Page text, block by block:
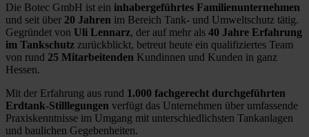
Die Botec GmbH ist ein inhabergeführtes Familienunternehmen
und seit über 20 Jahren im Bereich Tank- und Umweltschutz tätig.
Gegründet von Uli Lennarz, der auf mehr als 40 Jahre Erfahrung
im Tankschutz zurückblickt, betreut heute ein qualifiziertes Team
von rund 25 Mitarbeitenden Kundinnen und Kunden in ganz
Hessen.
Mit der Erfahrung aus rund 1.000 fachgerecht durchgeführten
Erdtank-Stilllegungen verfügt das Unternehmen über umfassende
Praxiskenntnisse im Umgang mit unterschiedlichsten Tankanlagen
und baulichen Gegebenheiten.